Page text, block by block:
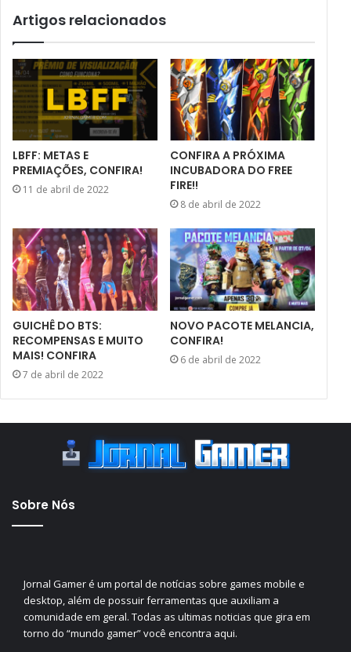
Artigos relacionados
LBFF: METAS E
PREMIAÇÕES, CONFIRA!
11 de abril de 2022
CONFIRA A PRÓXIMA
INCUBADORA DO FREE
FIRE!!
8 de abril de 2022
GUICHÊ DO BTS:
RECOMPENSAS E MUITO
MAIS! CONFIRA
7 de abril de 2022
NOVO PACOTE MELANCIA,
CONFIRA!
6 de abril de 2022
Sobre Nós
Jornal Gamer é um portal de notícias sobre games mobile e
desktop, além de possuir ferramentas que auxiliam a
comunidade em geral. Todas as ultimas noticias que gira em
torno do “mundo gamer” você encontra aqui.